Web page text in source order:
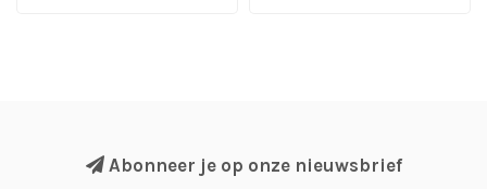
Abonneer je op onze nieuwsbrief